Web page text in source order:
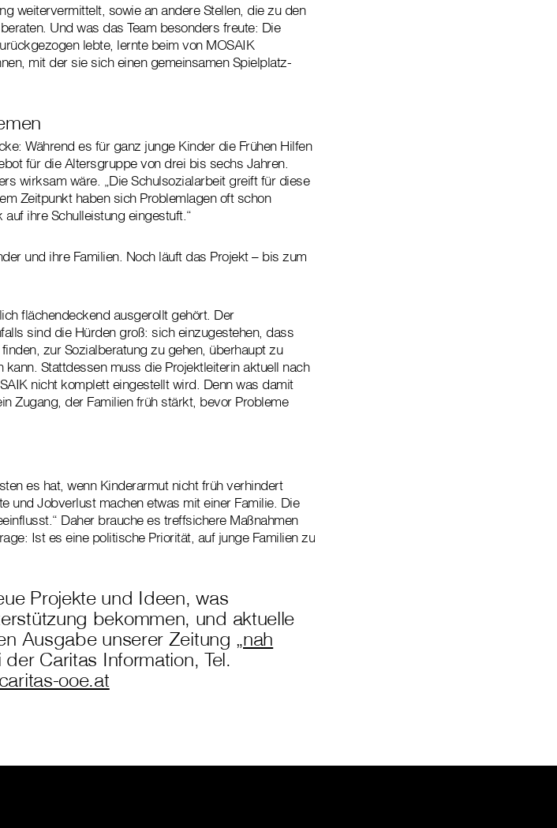
weitervermittelt, sowie an andere Stellen, die zu den
Und was das Team besonders freute: Die
lebte, lernte beim von MOSAIK
mit der sie sich einen gemeinsamen Spielplatz-
Während es für ganz junge Kinder die Frühen Hilfen
für die Altersgruppe von drei bis sechs Jahren.
wirksam wäre.
„Die Schulsozialarbeit greift für diese
Zeitpunkt haben sich Problemlagen oft schon
ihre Schulleistung eingestuft.“
und ihre Familien. Noch läuft das Projekt – bis zum
flächendeckend ausgerollt gehört. Der
sind die Hürden groß: sich einzugestehen, dass
zur Sozialberatung zu gehen, überhaupt zu
Stattdessen muss die Projektleiterin aktuell nach
nicht komplett eingestellt wird. Denn was damit
Zugang, der Familien früh stärkt, bevor Probleme
es hat, wenn Kinderarmut nicht früh verhindert
und Jobverlust machen etwas mit einer Familie. Die
Daher brauche es treffsichere Maßnahmen
Ist es eine politische Priorität, auf junge Familien zu
Projekte und Ideen, was
bekommen, und aktuelle
Ausgabe unserer Zeitung „nah
Caritas Information, Tel.
ooe.at